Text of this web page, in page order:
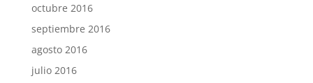
octubre 2016
septiembre 2016
agosto 2016
julio 2016